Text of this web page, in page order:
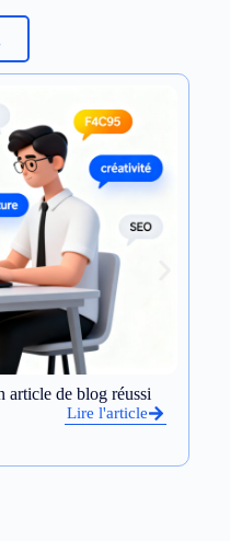
article de blog réussi
Lire l'article